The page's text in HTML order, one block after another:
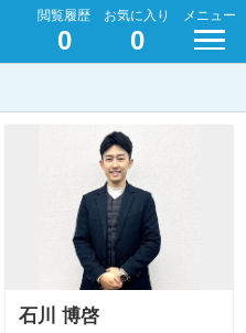
閲覧履歴
0
お気に入り
0
メニュー
石川 博啓